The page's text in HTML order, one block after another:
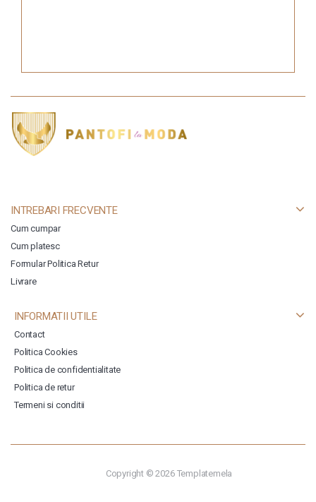
INTREBARI FRECVENTE
Cum cumpar
Cum platesc
Formular Politica Retur
Livrare
INFORMATII UTILE
Contact
Politica Cookies
Politica de confidentialitate
Politica de retur
Termeni si conditii
Copyright © 2026 Templatemela